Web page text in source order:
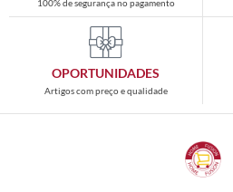
100% de segurança no pagamento
OPORTUNIDADES
Artigos com preço e qualidade